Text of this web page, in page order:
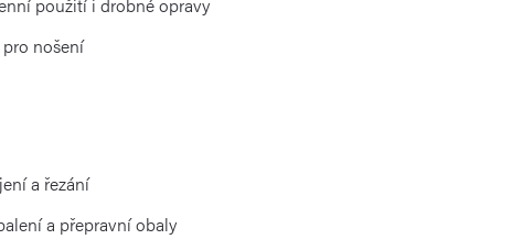
nošení
a řezání
a přepravní obaly